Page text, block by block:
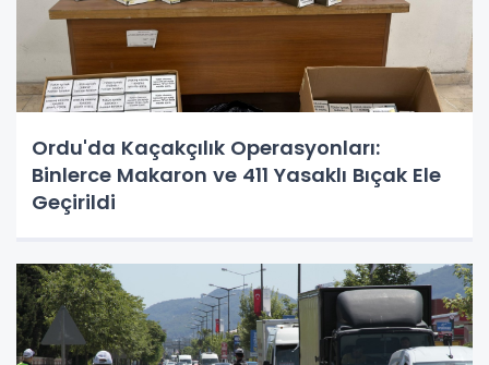
Ordu'da Kaçakçılık Operasyonları:
Binlerce Makaron ve 411 Yasaklı Bıçak Ele
Geçirildi